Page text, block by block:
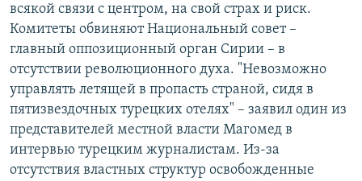
всякой связи с центром, на свой страх и риск.
Комитеты обвиняют Национальный совет –
главный оппозиционный орган Сирии – в
отсутствии революционного духа. "Невозможно
управлять летящей в пропасть страной, сидя в
пятизвездочных турецких отелях" – заявил один из
представителей местной власти Магомед в
интервью турецким журналистам. Из-за
отсутствия властных структур освобожденные